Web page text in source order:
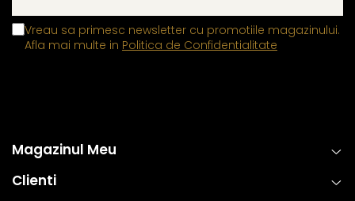
Vreau sa primesc newsletter cu promotiile magazinului.
Afla mai multe in Politica de Confidentialitate
Magazinul Meu
Clienti